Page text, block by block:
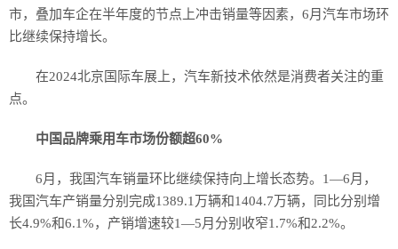
市，叠加车企在半年度的节点上冲击销量等因素，6月汽车市场环
比继续保持增长。
在2024北京国际车展上，汽车新技术依然是消费者关注的重
点。
中国品牌乘用车市场份额超60%
6月，我国汽车销量环比继续保持向上增长态势。1—6月，
我国汽车产销量分别完成1389.1万辆和1404.7万辆，同比分别增
长4.9%和6.1%，产销增速较1—5月分别收窄1.7%和2.2%。